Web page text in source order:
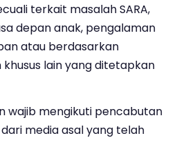
terkait masalah SARA,
depan anak, pengalaman
atau berdasarkan
lain yang ditetapkan
wajib mengikuti pencabutan
media asal yang telah